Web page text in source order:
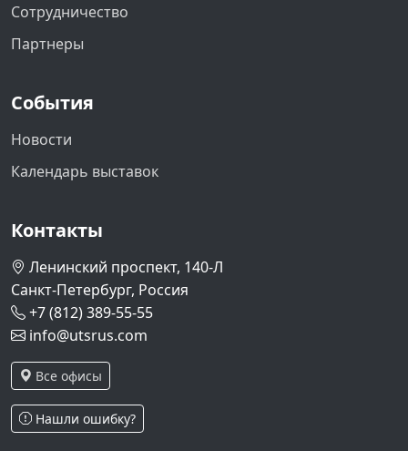
Сотрудничество
Партнеры
События
Новости
Календарь выставок
Контакты
Ленинский проспект, 140-Л
Санкт-Петербург, Россия
+7 (812) 389-55-55
info@utsrus.com
Все офисы
Нашли ошибку?